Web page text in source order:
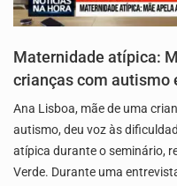
Maternidade atípica:
crianças com autismo
Ana Lisboa, mãe de uma
autismo, deu voz às
atípica durante o seminário,
Verde. Durante uma